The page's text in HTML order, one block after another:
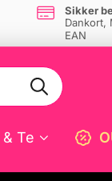
Sikker
Dankort,
EAN
Te